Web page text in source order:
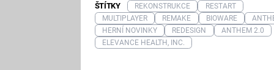
ŠTÍTKY REKONSTRUKCE
RESTART
MULTIPLAYER
REMAKE BIOWARE
HERNÍ NOVINKY
REDESIGN
ANTHEM 2.0
ELEVANCE HEALTH, INC.